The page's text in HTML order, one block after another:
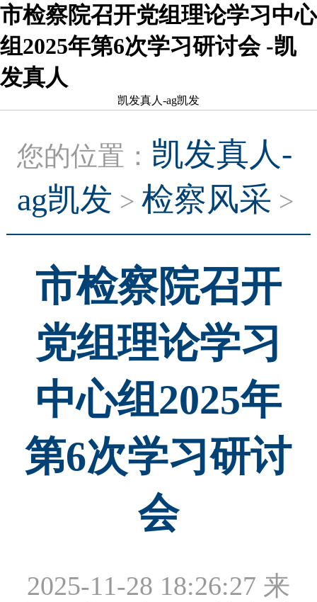
市检察院召开党组理论学习中心
组2025年第6次学习研讨会 -凯
发真人
凯发真人-ag凯发
您的位置： 凯发真人-
ag凯发 >检察风采 >
市检察院召开
党组理论学习
中心组2025年
第6次学习研讨
会
2025-11-28 18:26:27 来